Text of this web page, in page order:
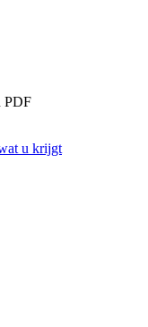
PDF
u krijgt